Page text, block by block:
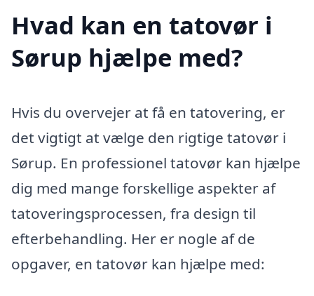
Hvad kan en tatovør i
Sørup hjælpe med?
Hvis du overvejer at få en tatovering, er
det vigtigt at vælge den rigtige tatovør i
Sørup. En professionel tatovør kan hjælpe
dig med mange forskellige aspekter af
tatoveringsprocessen, fra design til
efterbehandling. Her er nogle af de
opgaver, en tatovør kan hjælpe med: